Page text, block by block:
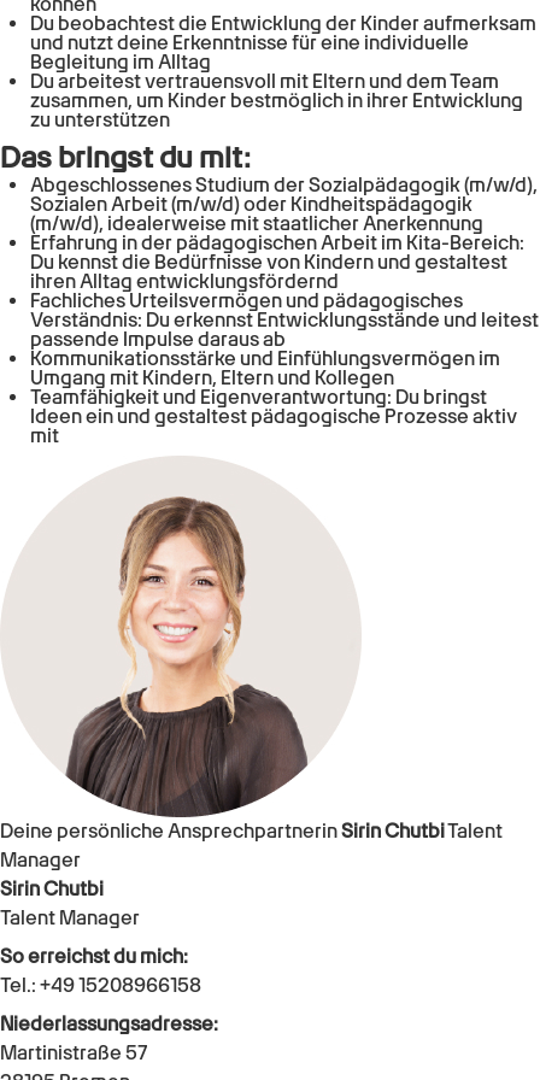
Du beobachtest die Entwicklung der Kinder aufmerksam
und nutzt deine Erkenntnisse für eine individuelle
Begleitung im Alltag
Du arbeitest vertrauensvoll mit Eltern und dem Team
zusammen, um Kinder bestmöglich in ihrer Entwicklung
zu unterstützen
Das bringst du mit:
Abgeschlossenes Studium der Sozialpädagogik (m/w/d),
Sozialen Arbeit (m/w/d) oder Kindheitspädagogik
(m/w/d), idealerweise mit staatlicher Anerkennung
Erfahrung in der pädagogischen Arbeit im Kita-Bereich:
Du kennst die Bedürfnisse von Kindern und gestaltest
ihren Alltag entwicklungsfördernd
Fachliches Urteilsvermögen und pädagogisches
Verständnis: Du erkennst Entwicklungsstände und leitest
passende Impulse daraus ab
Kommunikationsstärke und Einfühlungsvermögen im
Umgang mit Kindern, Eltern und Kollegen
Teamfähigkeit und Eigenverantwortung: Du bringst
Ideen ein und gestaltest pädagogische Prozesse aktiv
mit
Deine persönliche AnsprechpartnerinSirin ChutbiTalent
Manager
Sirin Chutbi
Talent Manager
So erreichst du mich:
Tel.: +49 15208966158
Niederlassungsadresse:
Martinistraße 57